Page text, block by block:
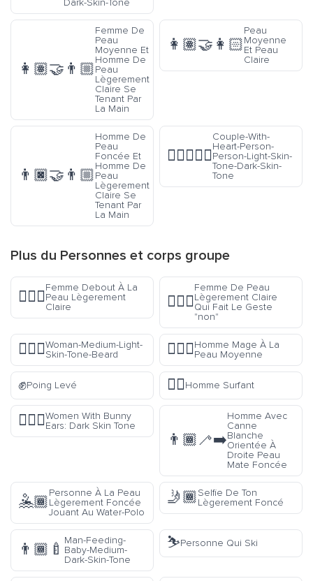
Dark-Skin-Tone
👩🏽‍🤝‍👨🏼
Femme De
Peau
Moyenne Et
Homme De
Peau
Lègerement
Claire Se
Tenant Par
La Main
👩🏽‍🤝‍👩🏻
Peau
Moyenne
Et Peau
Claire
👨🏿‍🤝‍👨🏼
Homme De
Peau
Foncée Et
Homme De
Peau
Lègerement
Claire Se
Tenant Par
La Main
🧑🏻‍❤️‍🧑🏿
Couple-With-
Heart-Person-
Person-Light-Skin-
Tone-Dark-Skin-
Tone
Plus du Personnes et corps groupe
🧍🏼‍♀️
Femme Debout À La
Peau Lègerement
Claire
🙅🏼‍♀️
Femme De Peau
Lègerement Claire
Qui Fait Le Geste
"non"
🧔🏼‍♀️Woman-Medium-Light-
Skin-Tone-Beard
🧙🏽‍♂️Homme Mage À La
Peau Moyenne
✊Poing Levé 🏄‍♂️Homme Surfant
👯🏿‍♀️Women With Bunny
Ears: Dark Skin Tone
👨🏾‍🦯‍➡️
Homme Avec
Canne
Blanche
Orientée À
Droite Peau
Mate Foncée
🤽🏾
Personne À La Peau
Lègerement Foncée
Jouant Au Water-Polo
🤳🏾Selfie De Ton
Lègerement Foncé
👨🏾‍🍼
Man-Feeding-
Baby-Medium-
Dark-Skin-Tone
⛷️Personne Qui Ski